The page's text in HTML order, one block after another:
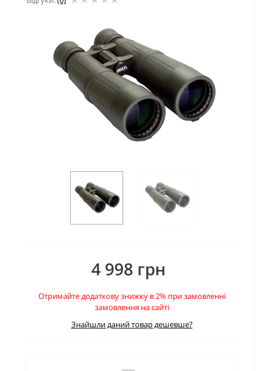
4 998 грн
Отримайте додаткову знижку в 2% при замовленні
замовлення на сайті
Знайшли даний товар дешевше?